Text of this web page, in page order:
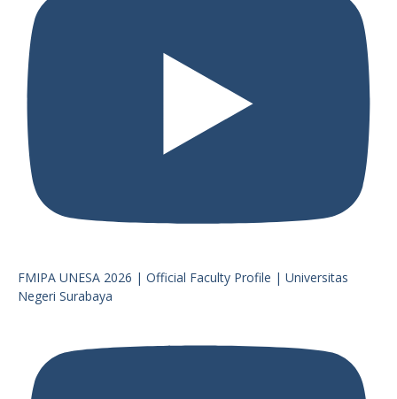
FMIPA UNESA 2026 | Official Faculty Profile | Universitas
Negeri Surabaya